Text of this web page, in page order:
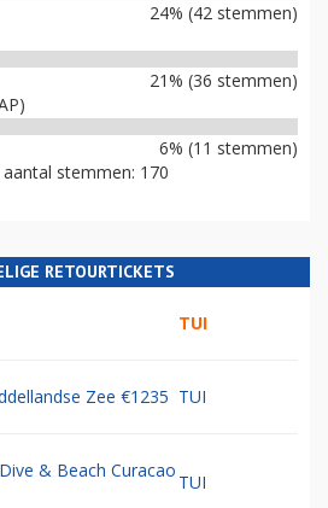
24% (42 stemmen)
21% (36 stemmen)
6% (11 stemmen)
stemmen: 170
RETOURTICKETS
TUI
Zee €1235 TUI
& Beach Curacao
TUI